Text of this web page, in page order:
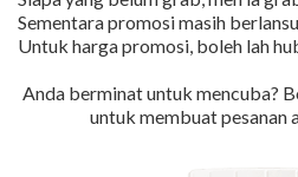
Sementara promosi masih
Untuk harga promosi, boleh lah
Anda berminat untuk mencuba?
untuk membuat pesanan